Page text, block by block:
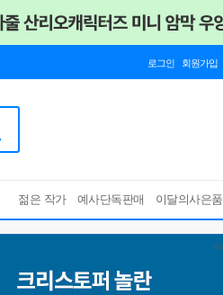
로그인 회원가입
젊은 작가 예사단독판매 이달의사은품